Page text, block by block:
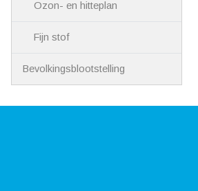
Ozon- en hitteplan
Fijn stof
Bevolkingsblootstelling